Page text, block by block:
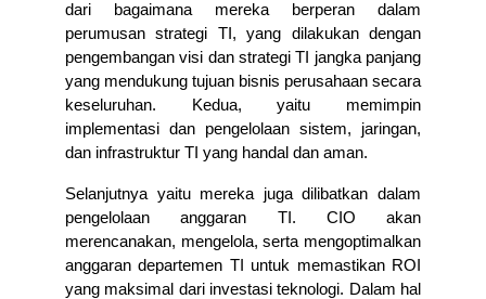
dari bagaimana mereka berperan dalam
perumusan strategi TI, yang dilakukan dengan
pengembangan visi dan strategi TI jangka panjang
yang mendukung tujuan bisnis perusahaan secara
keseluruhan. Kedua, yaitu memimpin
implementasi dan pengelolaan sistem, jaringan,
dan infrastruktur TI yang handal dan aman.
Selanjutnya yaitu mereka juga dilibatkan dalam
pengelolaan anggaran TI. CIO akan
merencanakan, mengelola, serta mengoptimalkan
anggaran departemen TI untuk memastikan ROI
yang maksimal dari investasi teknologi. Dalam hal